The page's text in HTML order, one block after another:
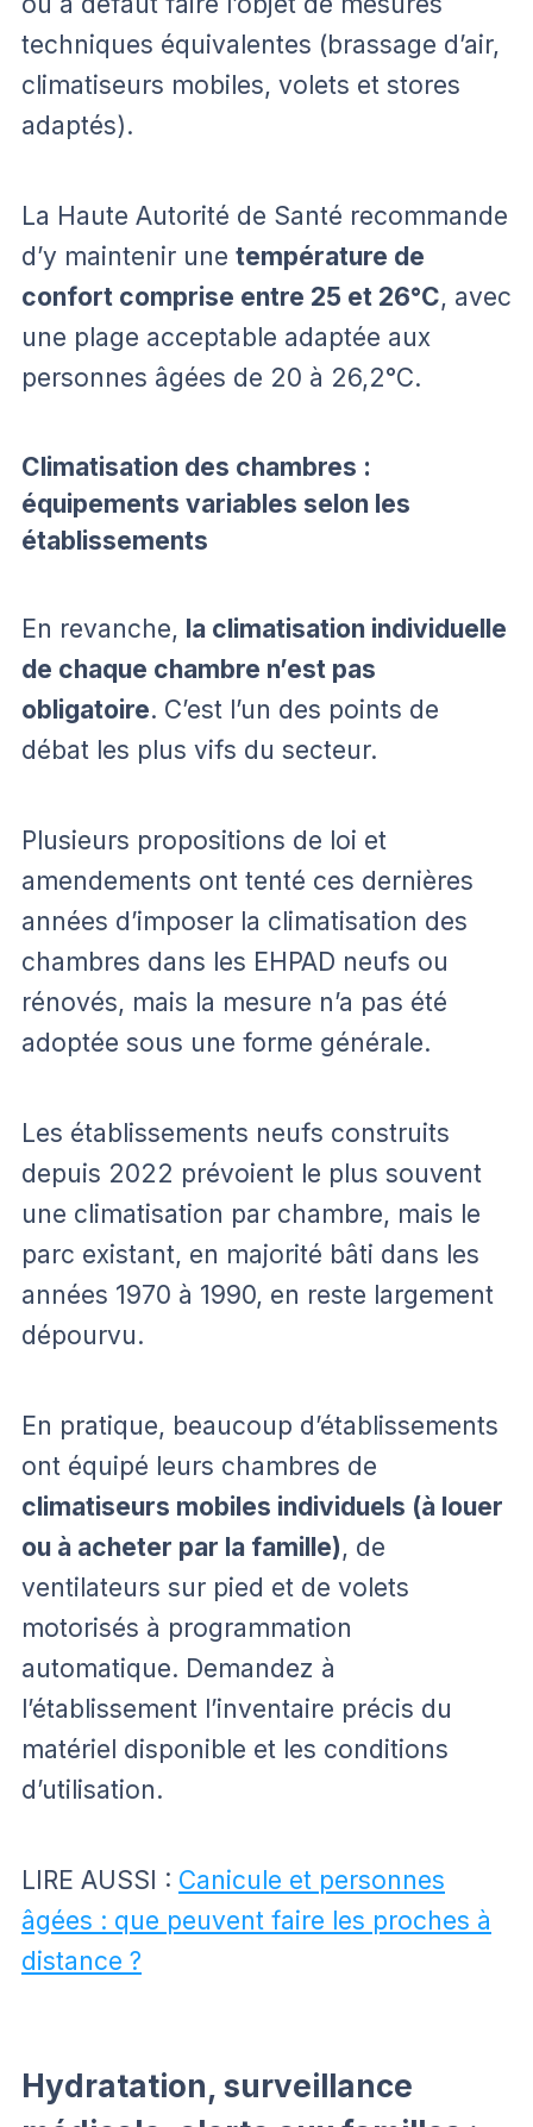
techniques équivalentes (brassage d’air,
climatiseurs mobiles, volets et stores
adaptés).
La Haute Autorité de Santé recommande
d’y maintenir une température de
confort comprise entre 25 et 26°C, avec
une plage acceptable adaptée aux
personnes âgées de 20 à 26,2°C.
Climatisation des chambres :
équipements variables selon les
établissements
En revanche, la climatisation individuelle
de chaque chambre n’est pas
obligatoire. C’est l’un des points de
débat les plus vifs du secteur.
Plusieurs propositions de loi et
amendements ont tenté ces dernières
années d’imposer la climatisation des
chambres dans les EHPAD neufs ou
rénovés, mais la mesure n’a pas été
adoptée sous une forme générale.
Les établissements neufs construits
depuis 2022 prévoient le plus souvent
une climatisation par chambre, mais le
parc existant, en majorité bâti dans les
années 1970 à 1990, en reste largement
dépourvu.
En pratique, beaucoup d’établissements
ont équipé leurs chambres de
climatiseurs mobiles individuels (à louer
ou à acheter par la famille), de
ventilateurs sur pied et de volets
motorisés à programmation
automatique. Demandez à
l’établissement l’inventaire précis du
matériel disponible et les conditions
d’utilisation.
LIRE AUSSI : Canicule et personnes
âgées : que peuvent faire les proches à
distance ?
Hydratation, surveillance